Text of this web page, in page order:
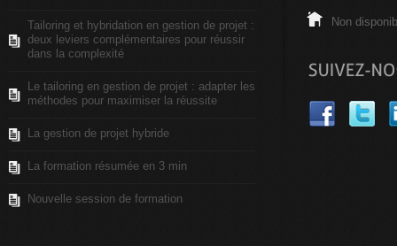
Tailoring et hybridation en gestion de projet :
deux leviers complémentaires pour réussir
dans la complexité
Le tailoring en gestion de projet : adapter les
méthodes pour maximiser la réussite
La gestion de projet hybride
La formation résumée en 3 min
Nouvelle session de formation
Non